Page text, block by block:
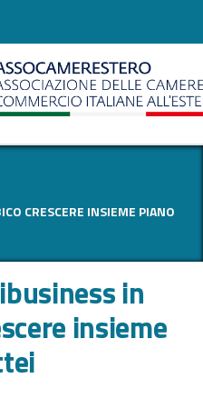
CRESCERE INSIEME PIANO
in
insieme